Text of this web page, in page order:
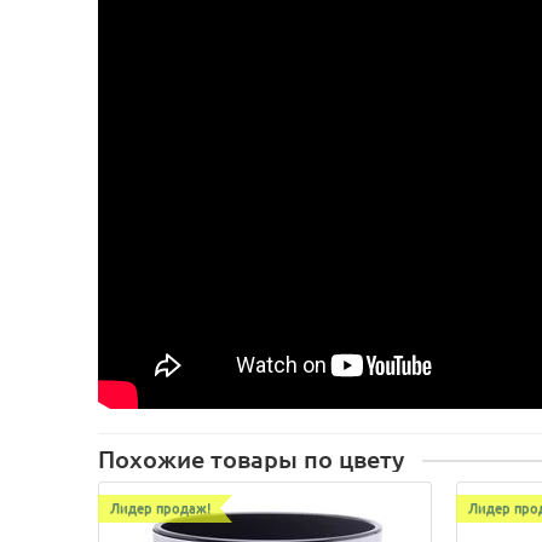
Похожие товары по цвету
Лидер продаж! Лидер